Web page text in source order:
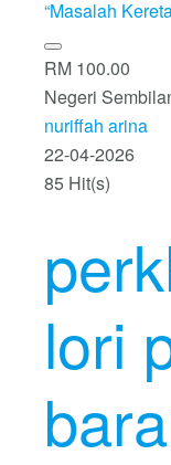
RM 100.00
Negeri
nuriffah arina
22-04-2026
85 Hit(s)
lori